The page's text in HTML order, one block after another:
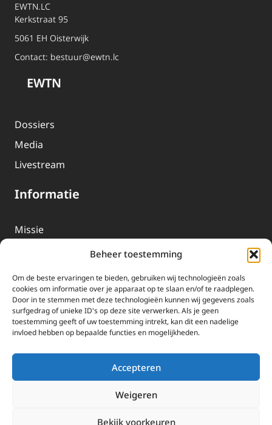
Beheer toestemming
Om de beste ervaringen te bieden, gebruiken wij technologieën zoals
cookies om informatie over je apparaat op te slaan en/of te raadplegen.
Door in te stemmen met deze technologieën kunnen wij gegevens zoals
surfgedrag of unieke ID's op deze site verwerken. Als je geen
toestemming geeft of uw toestemming intrekt, kan dit een nadelige
invloed hebben op bepaalde functies en mogelijkheden.
Accepteren
Weigeren
Bekijk voorkeuren
EWTN.LC
Kerkstraat 95
5061 EH Oisterwijk
Contact: bestuur@ewtn.lc
EWTN
Dossiers
Media
Livestream
Informatie
Missie
EWTN-Team
Organisatiegegevens
Doneren
EWTN wordt uitsluitend gefinancierd door uw donaties.
Wij ontvangen bewust geen advertentie-inkomsten of